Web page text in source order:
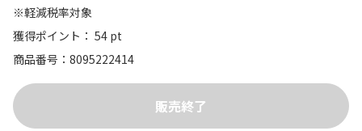
※軽減税率対象
獲得ポイント： 54 pt
商品番号
8095222414